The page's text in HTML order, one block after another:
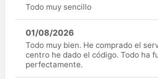
Todo muy sencillo
01/08/2026
Todo muy bien. He comprado el
centro he dado el código. Todo ha
perfectamente.